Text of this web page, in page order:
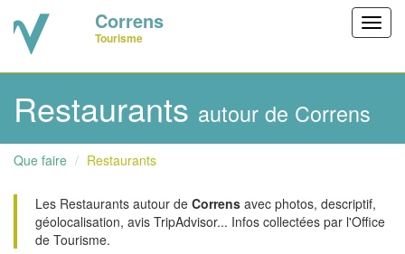
Correns
Tourisme
Restaurants autour de Correns
Que faire Restaurants
Les Restaurants autour de Correns avec photos, descriptif,
géolocalisation, avis TripAdvisor... Infos collectées par l'Office
de Tourisme.